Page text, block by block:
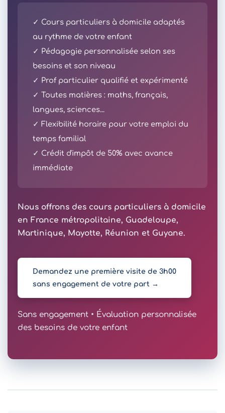
✓ Cours particuliers à domicile adaptés
au rythme de votre enfant
✓ Pédagogie personnalisée selon ses
besoins et son niveau
✓ Prof particulier qualifié et expérimenté
✓ Toutes matières : maths, français,
langues, sciences...
✓ Flexibilité horaire pour votre emploi du
temps familial
✓ Crédit d'impôt de 50% avec avance
immédiate
Nous offrons des cours particuliers à domicile
en France métropolitaine, Guadeloupe,
Martinique, Mayotte, Réunion et Guyane.
Demandez une première visite de 3h00
sans engagement de votre part →
Sans engagement • Évaluation personnalisée
des besoins de votre enfant